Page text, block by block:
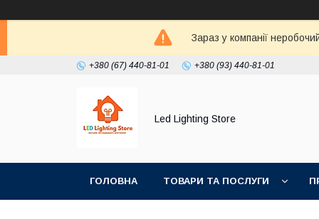
Зараз у компанії
+380 (67) 440-81-01 +380 (93) 440-81-01
Led Lighting Store
ГОЛОВНА ТОВАРИ ТА ПОСЛУГИ